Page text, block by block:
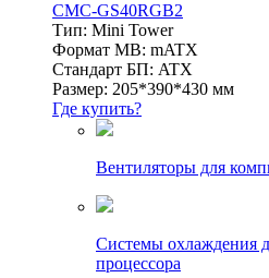
CMC-GS40RGB2
Тип: Mini Tower
Формат MB: mATX
Стандарт БП: ATX
Размер: 205*390*430 мм
Где купить?
Вентиляторы для
Системы охлаждения
процессора